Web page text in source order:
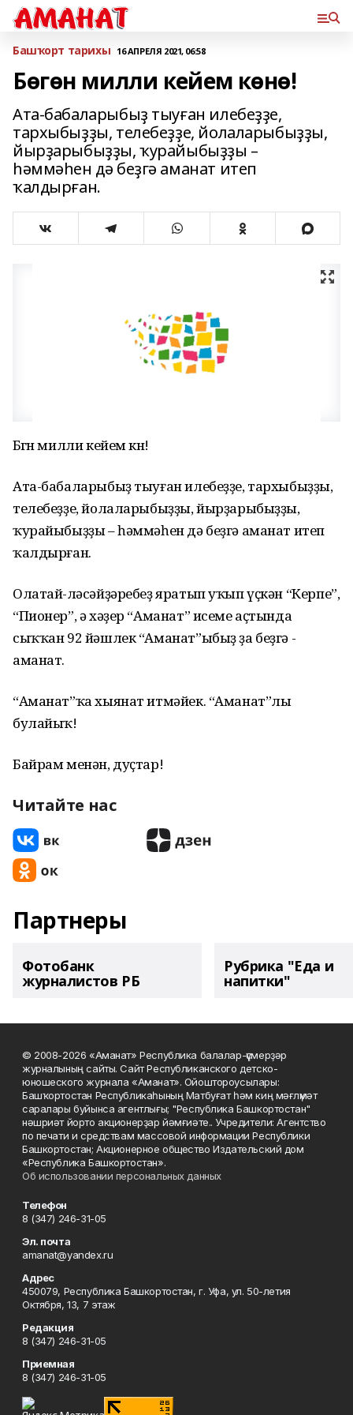
Башҡорт тарихы 16 АПРЕЛЯ 2021, 06:58
Бөгөн милли кейем көнө!
Ата-бабаларыбыҙ тыуған илебеҙҙе,
тархыбыҙҙы, телебеҙҙе, йолаларыбыҙҙы,
йырҙарыбыҙҙы, ҡурайыбыҙҙы –
һәммәһен дә беҙгә аманат итеп
ҡалдырған.
Бөгөн милли кейем көнө!
Ата-бабаларыбыҙ тыуған илебеҙҙе, тархыбыҙҙы,
телебеҙҙе, йолаларыбыҙҙы, йырҙарыбыҙҙы,
ҡурайыбыҙҙы – һәммәһен дә беҙгә аманат итеп
ҡалдырған.
Олатай-өләсәйҙәребеҙ яратып уҡып үҫкән “Керпе”,
“Пионер”, ә хәҙер “Аманат” исеме аҫтында
сыҡҡан 92 йәшлек “Аманат”ыбыҙ ҙа беҙгә -
аманат.
“Аманат”ҡа хыянат итмәйек. “Аманат”лы
булайыҡ!
Байрам менән, дуҫтар!
Читайте нас
Партнеры
Фотобанк
журналистов РБ
Рубрика "Еда и
напитки"
© 2008-2026 «Аманат» Республика балалар-үҫмерҙәр
журналының сайты. Сайт Республиканского детско-
юношеского журнала «Аманат». Ойоштороусылары:
Башҡортостан Республикаһының Матбуғат һәм киң мәғлүмәт
саралары буйынса агентлығы; "Республика Башкортостан"
нәшриәт йорто акционерҙар йәмғиәте.. Учредители: Агентство
по печати и средствам массовой информации Республики
Башкортостан; Акционерное общество Издательский дом
«Республика Башкортостан».
Об использовании персональных данных
Телефон
8 (347) 246-31-05
Эл. почта
amanat@yandex.ru
Адрес
450079, Республика Башкортостан, г. Уфа, ул. 50-летия
Октября, 13, 7 этаж
Редакция
8 (347) 246-31-05
Приемная
8 (347) 246-31-05